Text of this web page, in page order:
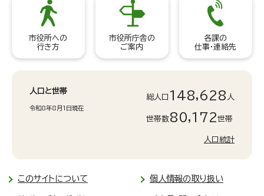
市役所への
行き方
市役所庁舎の
ご案内
各課の
仕事・連絡先
人口と世帯
令和8年8月1日現在
総人口 148,628 人
世帯数80,172世帯
人口統計
このサイトについて 個人情報の取り扱い